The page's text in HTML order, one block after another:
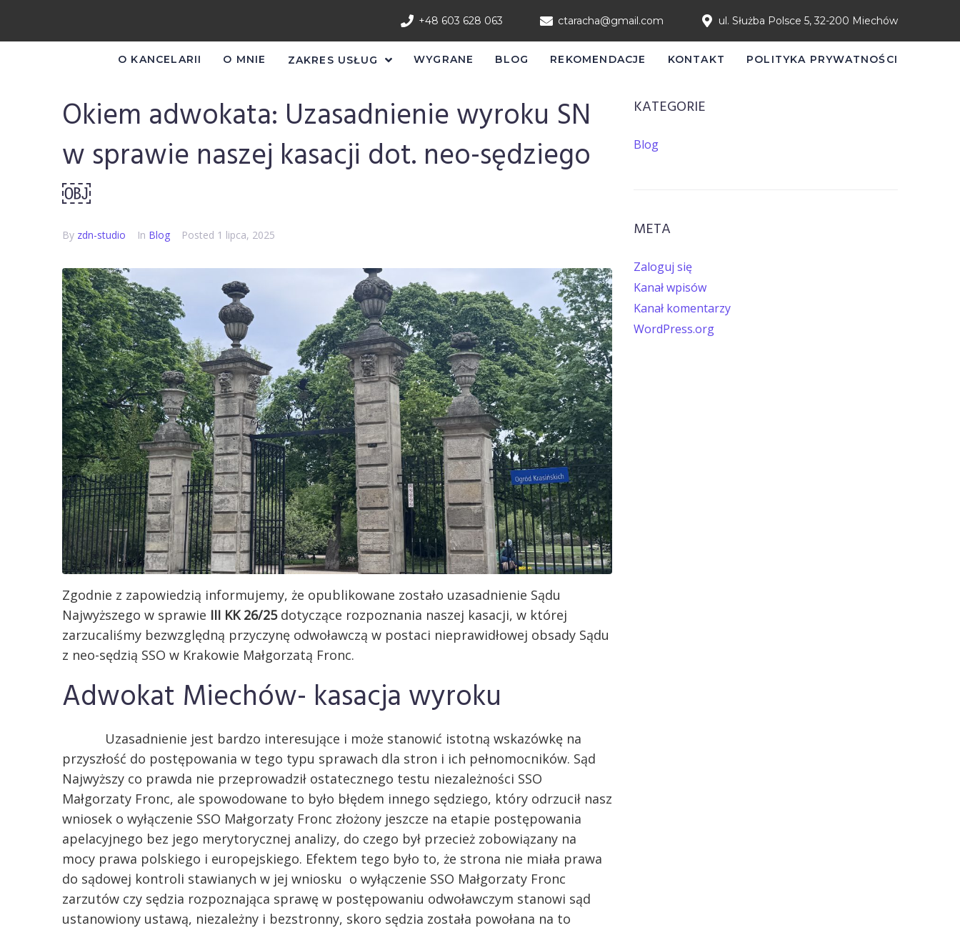
+48 603 628 063 ctaracha@gmail.com ul. Służba Polsce 5, 32-200 Miechów
O KANCELARII O MNIE ZAKRES USŁUG WYGRANE BLOG REKOMENDACJE KONTAKT POLITYKA PRYWATNOŚCI
Okiem adwokata: Uzasadnienie wyroku SN
w sprawie naszej kasacji dot. neo-sędziego
￼
By zdn-studio In Blog Posted 1 lipca, 2025
Zgodnie z zapowiedzią informujemy, że opublikowane zostało uzasadnienie Sądu
Najwyższego w sprawie III KK 26/25dotyczące rozpoznania naszej kasacji, w której
zarzucaliśmy bezwzględną przyczynę odwoławczą w postaci nieprawidłowej obsady Sądu
z neo-sędzią SSO w Krakowie Małgorzatą Fronc.
Adwokat Miechów- kasacja wyroku
Uzasadnienie jest bardzo interesujące i może stanowić istotną wskazówkę na
przyszłość do postępowania w tego typu sprawach dla stron i ich pełnomocników. Sąd
Najwyższy co prawda nie przeprowadził ostatecznego testu niezależności SSO
Małgorzaty Fronc, ale spowodowane to było błędem innego sędziego, który odrzucił nasz
wniosek o wyłączenie SSO Małgorzaty Fronc złożony jeszcze na etapie postępowania
apelacyjnego bez jego merytorycznej analizy, do czego był przecież zobowiązany na
mocy prawa polskiego i europejskiego. Efektem tego było to, że strona nie miała prawa
do sądowej kontroli stawianych w jej wniosku o wyłączenie SSO Małgorzaty Fronc
zarzutów czy sędzia rozpoznająca sprawę w postępowaniu odwoławczym stanowi sąd
ustanowiony ustawą, niezależny i bezstronny, skoro sędzia została powołana na to
KATEGORIE
Blog
META
Zaloguj się
Kanał wpisów
Kanał komentarzy
WordPress.org